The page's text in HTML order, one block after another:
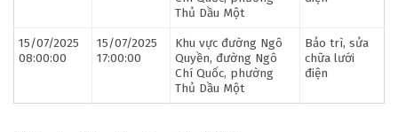
Thủ Dầu Một
15/07/2025
08:00:00
15/07/2025
17:00:00
Khu vực đường Ngô
Quyền, đường Ngô
Chí Quốc, phường
Thủ Dầu Một
Bảo trì, sửa
chữa lưới
điện